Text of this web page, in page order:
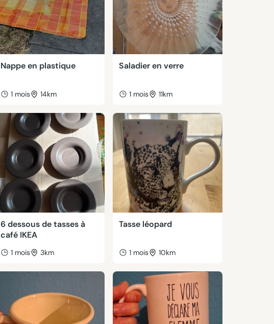
Nappe en plastique
1 mois 14km
Saladier en verre
1 mois 11km
6 dessous de tasses à
café IKEA
1 mois 3km
Tasse léopard
1 mois 10km